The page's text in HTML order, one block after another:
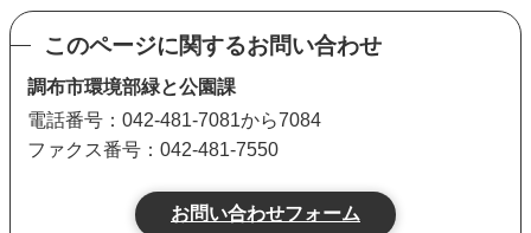
このページに関するお問い合わせ
調布市環境部緑と公園課
電話番号：042-481-7081から7084
ファクス番号：042-481-7550